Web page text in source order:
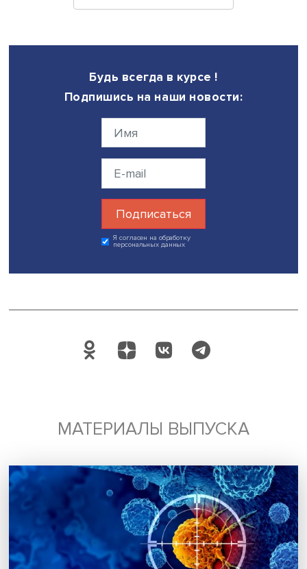
Будь всегда в курсе !
Подпишись на наши новости:
Подписаться